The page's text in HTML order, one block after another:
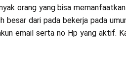
orang yang bisa
besar dari pada bekerja pada
email serta no Hp yang aktif.